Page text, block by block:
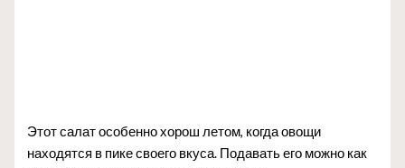
Этот салат особенно хорош летом, когда овощи
находятся в пике своего вкуса. Подавать его можно как